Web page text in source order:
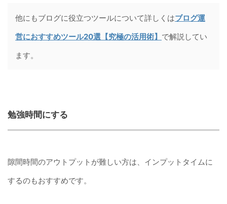
他にもブログに役立つツールについて詳しくはブログ運
営におすすめツール20選【究極の活用術】 で解説してい
ます。
勉強時間にする
隙間時間のアウトプットが難しい方は、インプットタイムに
するのもおすすめです。